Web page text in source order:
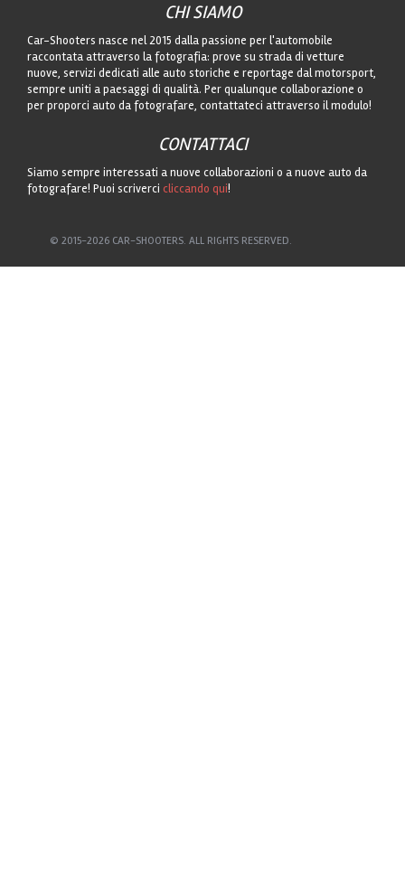
CHI SIAMO
Car-Shooters nasce nel 2015 dalla passione per l'automobile
raccontata attraverso la fotografia: prove su strada di vetture
nuove, servizi dedicati alle auto storiche e reportage dal motorsport,
sempre uniti a paesaggi di qualità. Per qualunque collaborazione o
per proporci auto da fotografare, contattateci attraverso il modulo!
CONTATTACI
Siamo sempre interessati a nuove collaborazioni o a nuove auto da
fotografare! Puoi scriverci cliccando qui!
© 2015-2026 CAR-SHOOTERS. ALL RIGHTS RESERVED.